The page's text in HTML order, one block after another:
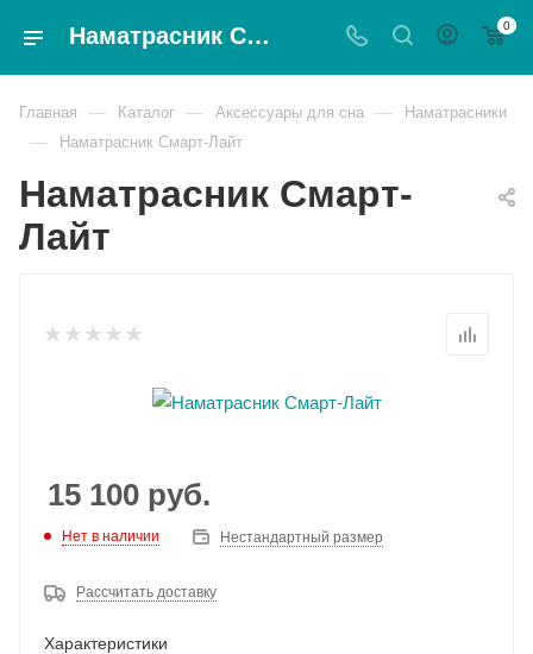
Наматрасник Смарт-Лайт - Magnat 0
Главная — Каталог — Аксессуары для сна — Наматрасники
— Наматрасник Смарт-Лайт
Наматрасник Смарт-
Лайт
15 100 руб.
Нет в наличии Нестандартный размер
Рассчитать доставку
Характеристики